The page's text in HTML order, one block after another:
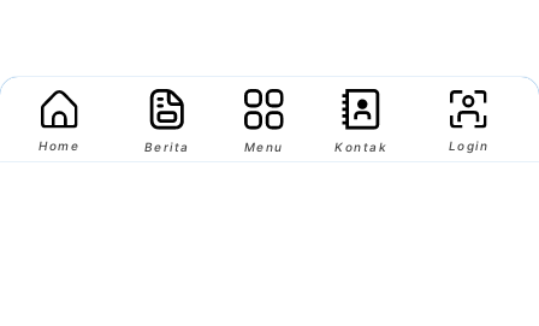
Home Berita Menu Kontak Login